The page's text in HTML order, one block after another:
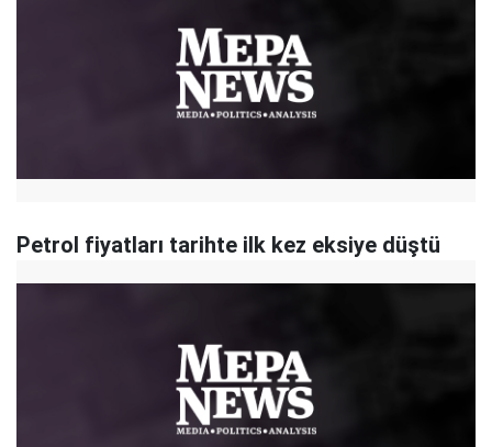
Petrol fiyatları tarihte ilk kez eksiye düştü